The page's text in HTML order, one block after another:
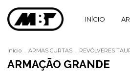
INÍCIO
Início . ARMAS CURTAS . REVÓLVERES
ARMAÇÃO GRANDE